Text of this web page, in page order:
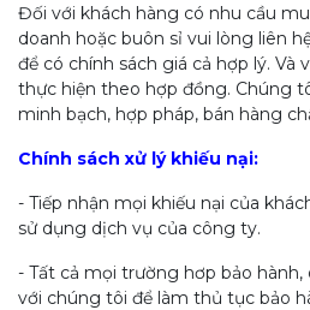
Đối với khách hàng có nhu cầu
doanh hoặc buôn sỉ vui lòng liên
để có chính sách giá cả hợp lý. Và
thực hiện theo hợp đồng. Chúng
minh bạch, hợp pháp, bán hàng
Chính sách xử lý khiếu nại:
- Tiếp nhận mọi khiếu nại của
sử dụng dịch vụ của công ty.
- Tất cả mọi trường hơp bảo
với chúng tôi để làm thủ tục bảo